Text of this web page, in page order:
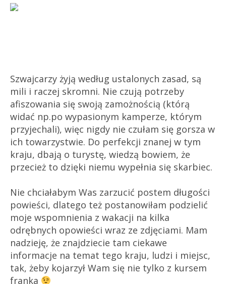
Szwajcarzy żyją według ustalonych zasad, są
mili i raczej skromni. Nie czują potrzeby
afiszowania się swoją zamożnością (którą
widać np.po wypasionym kamperze, którym
przyjechali), więc nigdy nie czułam się gorsza w
ich towarzystwie. Do perfekcji znanej w tym
kraju, dbają o turystę, wiedzą bowiem, że
przecież to dzięki niemu wypełnia się skarbiec.
Nie chciałabym Was zarzucić postem długości
powieści, dlatego też postanowiłam podzielić
moje wspomnienia z wakacji na kilka
odrębnych opowieści wraz ze zdjęciami. Mam
nadzieję, że znajdziecie tam ciekawe
informacje na temat tego kraju, ludzi i miejsc,
tak, żeby kojarzył Wam się nie tylko z kursem
franka